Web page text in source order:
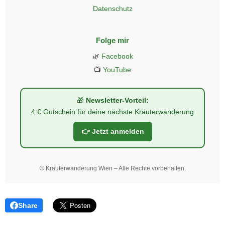
Datenschutz
Folge mir
🌿 Facebook
📺 YouTube
🎁 Newsletter-Vorteil:
4 € Gutschein für deine nächste Kräuterwanderung
👉 Jetzt anmelden
© Kräuterwanderung Wien – Alle Rechte vorbehalten.
Share